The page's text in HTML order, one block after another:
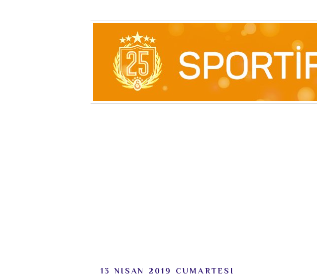
13 NISAN 2019 CUMARTESI